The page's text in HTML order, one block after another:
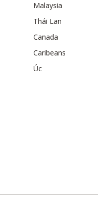
Malaysia
Thái Lan
Canada
Caribeans
Úc